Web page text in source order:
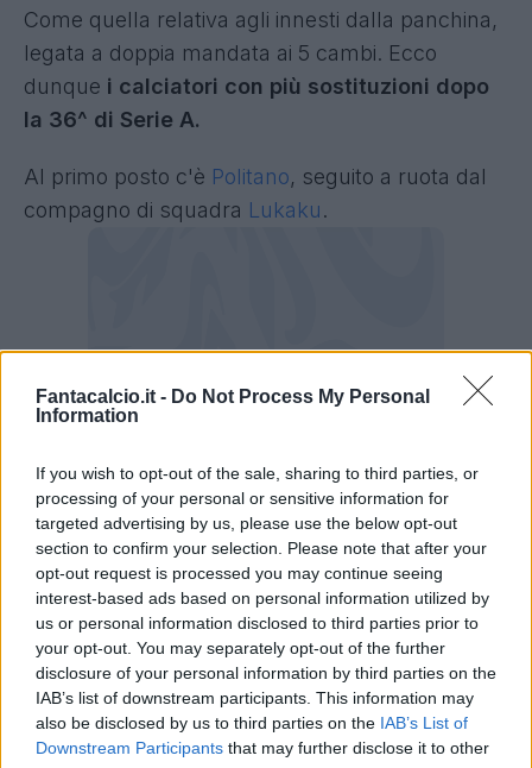
Fantacalcio.it - Do Not Process My Personal
Information
If you wish to opt-out of the sale, sharing to third parties, or
processing of your personal or sensitive information for
targeted advertising by us, please use the below opt-out
section to confirm your selection. Please note that after your
opt-out request is processed you may continue seeing
interest-based ads based on personal information utilized by
us or personal information disclosed to third parties prior to
your opt-out. You may separately opt-out of the further
disclosure of your personal information by third parties on the
IAB’s list of downstream participants. This information may
also be disclosed by us to third parties on the IAB’s List of
Downstream Participants that may further disclose it to other
Come quella relativa agli innesti dalla panchina,
legata a doppia mandata ai 5 cambi. Ecco
dunque i calciatori con più sostituzioni dopo
la 36^ di Serie A.
Al primo posto c'è Politano, seguito a ruota dal
compagno di squadra Lukaku.
Top giocatori con più sostituzioni dopo 36
giornate